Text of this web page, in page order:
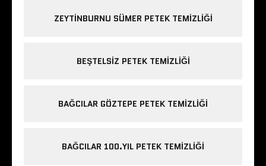
ZEYTINBURNU SÜMER PETEK TEMIZLIĞI
BEŞTELSIZ PETEK TEMIZLIĞI
BAĞCILAR GÖZTEPE PETEK TEMIZLIĞI
BAĞCILAR 100.YIL PETEK TEMIZLIĞI